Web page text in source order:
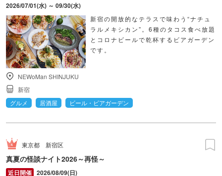
2026/07/01(水) ～ 09/30(水)
新宿の開放的なテラスで味わう“ナチュ
ラルメキシカン”。6種のタコス食べ放題
とコロナビールで乾杯するビアガーデン
です。
NEWoMan SHINJUKU
新宿
グルメ
居酒屋 ビール・ビアガーデン
東京都 新宿区
真夏の怪談ナイト2026～再怪～
2026/08/09(日)